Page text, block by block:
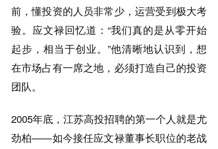
前，懂投资的人员非常少，运营受到极大考
验。应文禄回忆道：“我们真的是从零开始
起步，相当于创业。”他清晰地认识到，想
在市场占有一席之地，必须打造自己的投资
团队。
2005年底，江苏高投招聘的第一个人就是尤
劲柏——如今接任应文禄董事长职位的老战